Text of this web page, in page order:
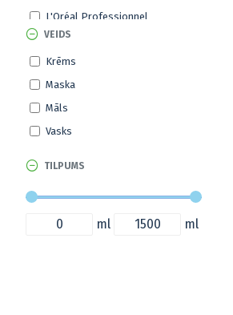
L'Oréal Professionnel
Lakme
Lisap
Olaplex
Schwarzkopf Professional
Wella Professional
VEIDS
Krēms
Maska
Māls
Vasks
TILPUMS
ml ml